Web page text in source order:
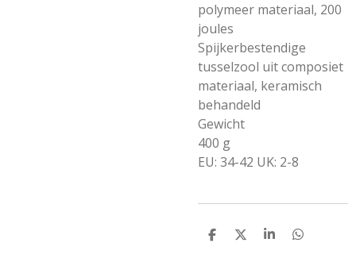
polymeer materiaal, 200
joules
Spijkerbestendige
tusselzool uit composiet
materiaal, keramisch
behandeld
Gewicht
400 g
EU: 34-42 UK: 2-8
D
D
S
D